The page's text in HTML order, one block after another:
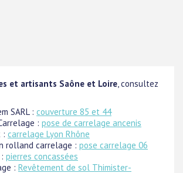
et artisants Saône et Loire, consultez
SARL : couverture 85 et 44
: pose de carrelage ancenis
: carrelage Lyon Rhône
rolland carrelage : pose carrelage 06
pierres concassées
: Revêtement de sol Thimister-